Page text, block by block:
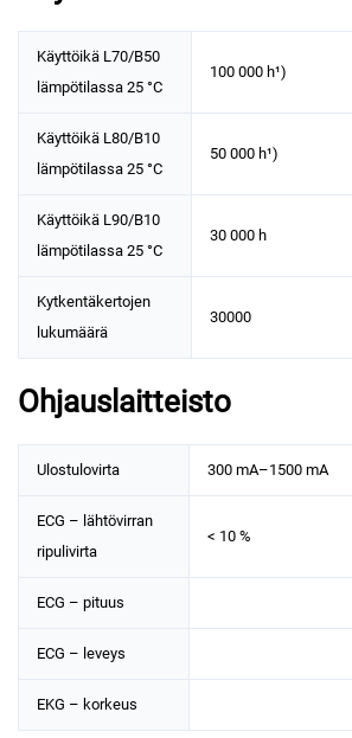
Käyttöikä L70/B50
lämpötilassa 25 °C
100 000 h¹)
Käyttöikä L80/B10
lämpötilassa 25 °C
50 000 h¹)
Käyttöikä L90/B10
lämpötilassa 25 °C
30 000 h
Kytkentäkertojen
lukumäärä
30000
Ohjauslaitteisto
Ulostulovirta 300 mA–1500 mA
ECG – lähtövirran
ripulivirta
< 10 %
ECG – pituus
ECG – leveys
EKG – korkeus